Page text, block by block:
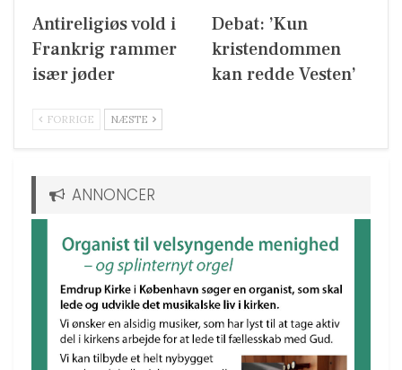
Antireligiøs vold i
Frankrig rammer
især jøder
Debat: ’Kun
kristendommen
kan redde Vesten’
FORRIGE NÆSTE
ANNONCER